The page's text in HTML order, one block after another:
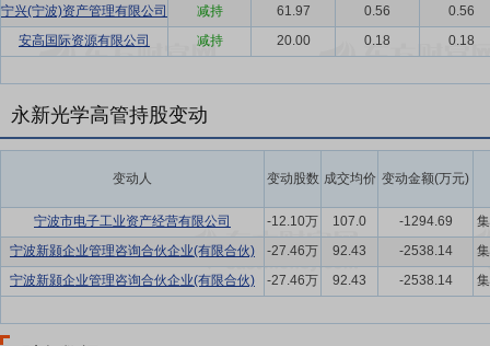
宁兴(宁波)资产管理有限公司
减持 61.97 0.56
0.56
安高国际资源有限公司
减持 20.00 0.18 0.18
永新光学高管持股变动
变动人 变动股数 成交均价 变动金额(万元)
宁波市电子工业资产经营有限公司 -12.10万 107.0 -1294.69
宁波新颢企业管理咨询合伙企业(有限合伙)
-27.46万 92.43 -2538.14
宁波新颢企业管理咨询合伙企业(有限合伙)
-27.46万 92.43 -2538.14